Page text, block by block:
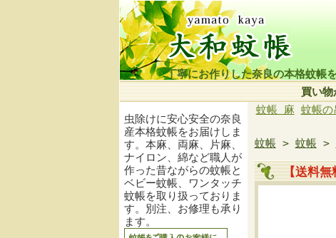
丁寧にお作りした奈良の本格蚊帳
買い物
虫除けに安心安全の奈良
産本格蚊帳をお届けしま
す。本麻、両麻、片麻、
ナイロン、綿など職人が
作った昔ながらの蚊帳と
ベビー蚊帳、ワンタッチ
蚊帳を取り扱っておりま
す。別注、お修理も承り
ます。
蚊帳 麻 蚊帳の
蚊帳 > 蚊帳 >
【送料